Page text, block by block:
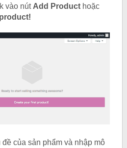
vào nút Add Producthoặc
của sản phẩm và nhập mô